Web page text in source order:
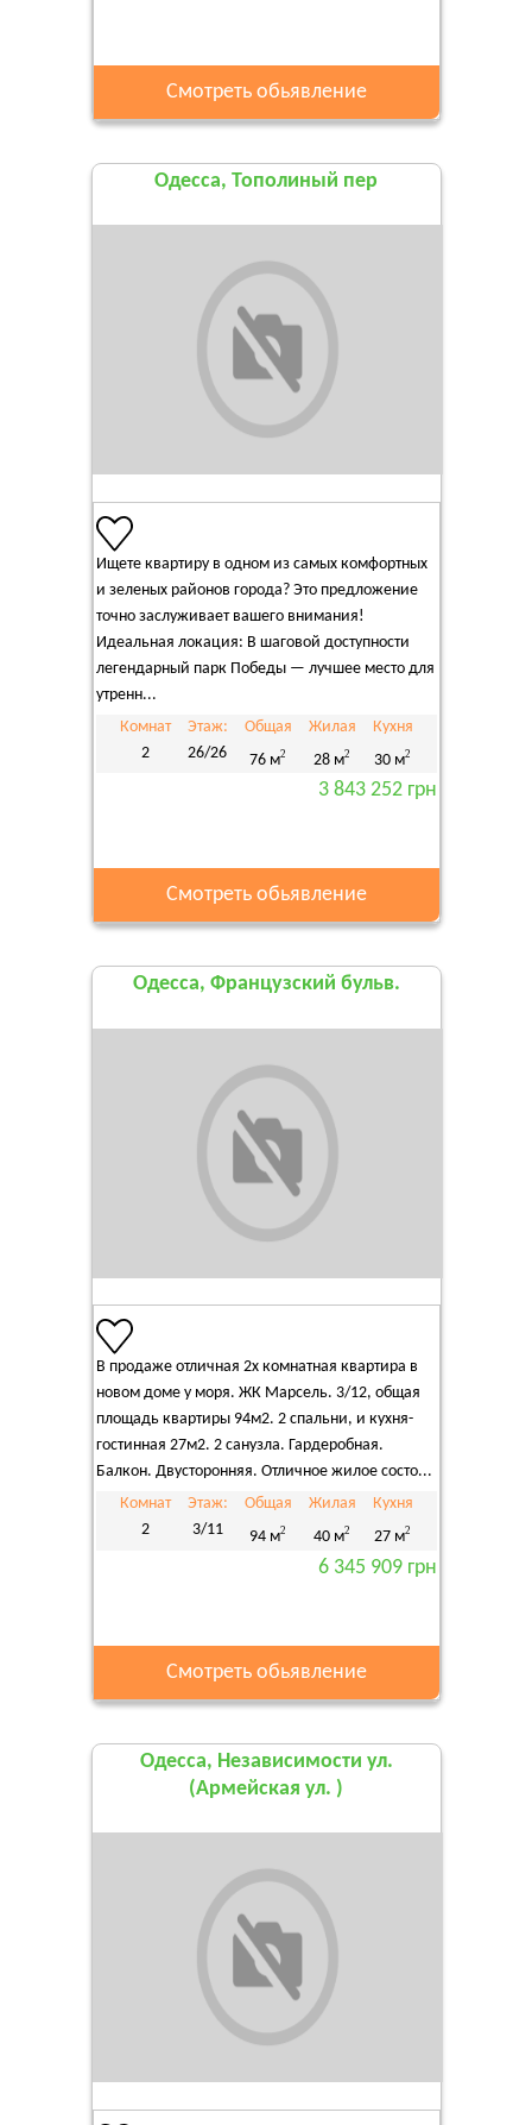
Смотреть обьявление
Одесса, Тополиный пер
Ищете квартиру в одном из самых комфортных
и зеленых районов города? Это предложение
точно заслуживает вашего внимания!
Идеальная локация: В шаговой доступности
легендарный парк Победы — лучшее место для
утренн...
Комнат
2
Этаж:
26/26
Общая
76 м2
Жилая
28 м2
Кухня
30 м2
3 843 252 грн
Смотреть обьявление
Одесса, Французский бульв.
В продаже отличная 2х комнатная квартира в
новом доме у моря. ЖК Марсель. 3/12, общая
площадь квартиры 94м2. 2 спальни, и кухня-
гостинная 27м2. 2 санузла. Гардеробная.
Балкон. Двусторонняя. Отличное жилое состо...
Комнат
2
Этаж:
3/11
Общая
94 м2
Жилая
40 м2
Кухня
27 м2
6 345 909 грн
Смотреть обьявление
Одесса, Независимости ул.
(Армейская ул. )